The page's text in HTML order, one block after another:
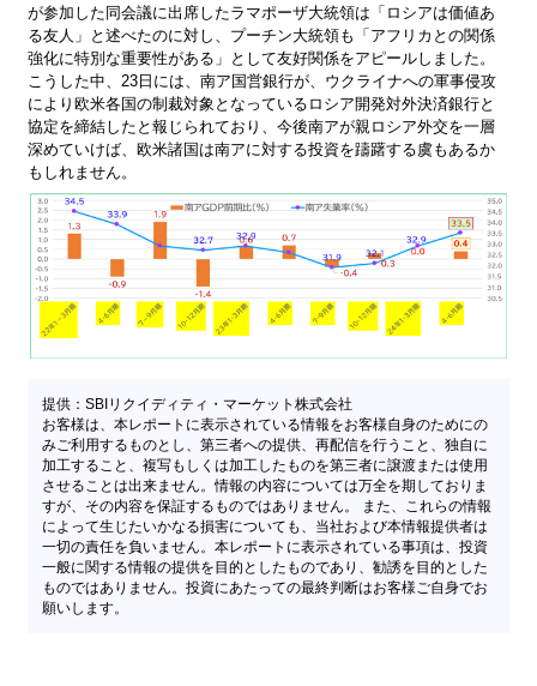
が参加した同会議に出席したラマポーザ大統領は「ロシアは価値あ
る友人」と述べたのに対し、プーチン大統領も「アフリカとの関係
強化に特別な重要性がある」として友好関係をアピールしました。
こうした中、23日には、南ア国営銀行が、ウクライナへの軍事侵攻
により欧米各国の制裁対象となっているロシア開発対外決済銀行と
協定を締結したと報じられており、今後南アが親ロシア外交を一層
深めていけば、欧米諸国は南アに対する投資を躊躇する虞もあるか
もしれません。
提供：SBIリクイディティ・マーケット株式会社
お客様は、本レポートに表示されている情報をお客様自身のためにの
みご利用するものとし、第三者への提供、再配信を行うこと、独自に
加工すること、複写もしくは加工したものを第三者に譲渡または使用
させることは出来ません。情報の内容については万全を期しておりま
すが、その内容を保証するものではありません。 また、これらの情報
によって生じたいかなる損害についても、当社および本情報提供者は
一切の責任を負いません。本レポートに表示されている事項は、投資
一般に関する情報の提供を目的としたものであり、勧誘を目的とした
ものではありません。投資にあたっての最終判断はお客様ご自身でお
願いします。